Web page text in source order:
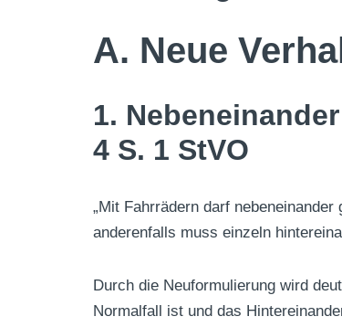
A. Neue
1.
4 S. 1 StVO
„Mit Fahrrädern darf
anderenfalls muss einzeln
Durch die Neuformulierung wird
Normalfall ist und das